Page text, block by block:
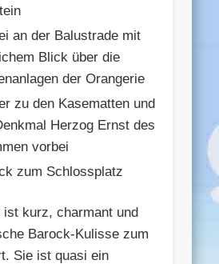
an der Balustrade mit
Blick über die
der Orangerie
zu den Kasematten und
Herzog Ernst des
vorbei
zum Schlossplatz
ist kurz, charmant und
Barock-Kulisse zum
Sie ist quasi ein